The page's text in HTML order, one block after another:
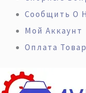
Сообщить О
Мой Аккаунт
Оплата
Рус.